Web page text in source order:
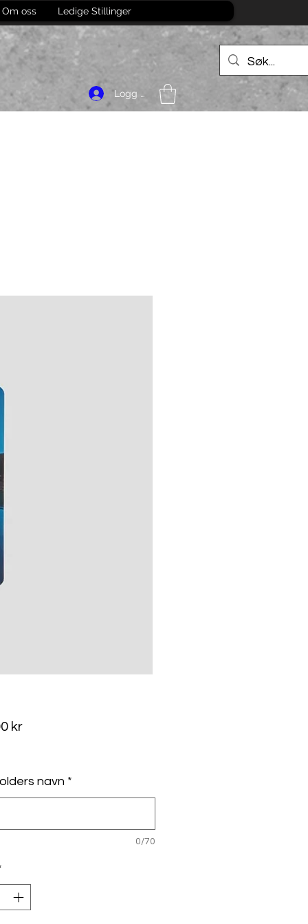
Om oss Ledige Stillinger
Logg inn
krPris
navn *
0/70